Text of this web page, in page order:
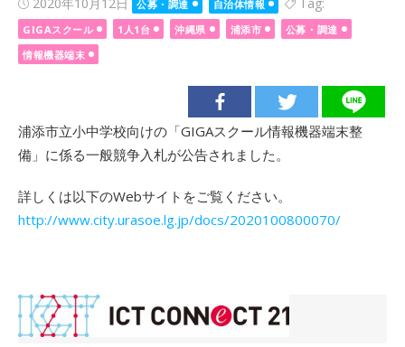
on
公募・調達 自治体情報
GIGAスクール 1人1台 沖縄県 浦添市
公募・調達
情報機器端末
浦添市立小中学校向けの「GIGAスクール情報機器端末整
備」に係る一般競争入札が公告されました。
詳しくは以下のWebサイトをご覧ください。
http://www.city.urasoe.lg.jp/docs/2020100800070/